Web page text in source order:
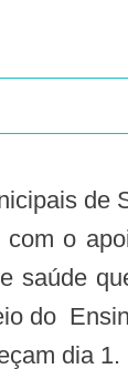
o
saúde
do
dia 1.